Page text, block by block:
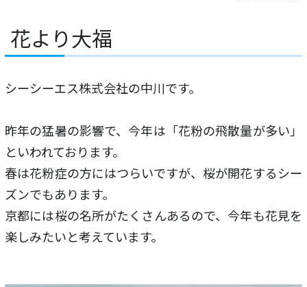
花より大福
シーシーエス株式会社の中川です。
昨年の猛暑の影響で、今年は「花粉の飛散量が多い」
といわれております。
春は花粉症の方にはつらいですが、桜が開花するシー
ズンでもあります。
京都には桜の名所がたくさんあるので、今年も花見を
楽しみたいと考えています。